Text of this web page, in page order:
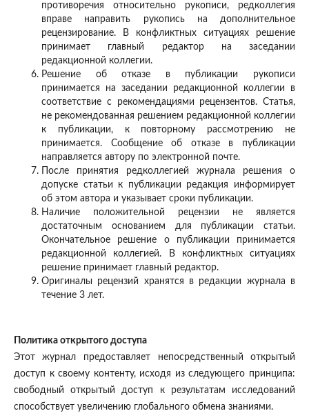
противоречия относительно рукописи, редколлегия
вправе направить рукопись на дополнительное
рецензирование. В конфликтных ситуациях решение
принимает главный редактор на заседании
редакционной коллегии.
Решение об отказе в публикации рукописи
принимается на заседании редакционной коллегии в
соответствие с рекомендациями рецензентов. Статья,
не рекомендованная решением редакционной коллегии
к публикации, к повторному рассмотрению не
принимается. Сообщение об отказе в публикации
направляется автору по электронной почте.
После принятия редколлегией журнала решения о
допуске статьи к публикации редакция информирует
об этом автора и указывает сроки публикации.
Наличие положительной рецензии не является
достаточным основанием для публикации статьи.
Окончательное решение о публикации принимается
редакционной коллегией. В конфликтных ситуациях
решение принимает главный редактор.
Оригиналы рецензий хранятся в редакции журнала в
течение 3 лет.
Политика открытого доступа
Этот журнал предоставляет непосредственный открытый
доступ к своему контенту, исходя из следующего принципа:
свободный открытый доступ к результатам исследований
способствует увеличению глобального обмена знаниями.